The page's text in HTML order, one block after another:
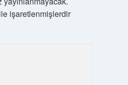
işaretlenmişlerdir